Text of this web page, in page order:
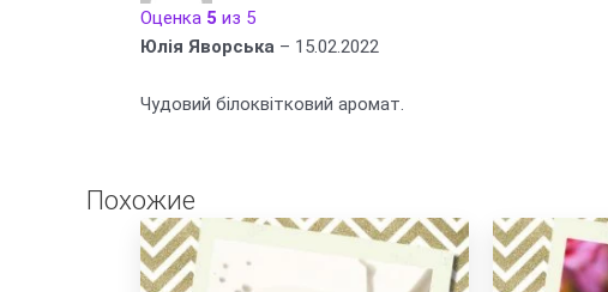
Оценка 5 из 5
Юлія Яворська – 15.02.2022
Чудовий білоквітковий аромат.
Похожие